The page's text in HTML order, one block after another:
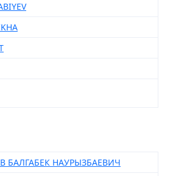
БАЛГАБЕК НАУРЫЗБАЕВИЧ